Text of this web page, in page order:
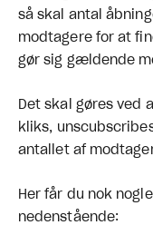
så skal antal
modtagere for at
gør sig gældende
Det skal gøres ved
kliks,
antallet af
Her får du nok
nedenstående: